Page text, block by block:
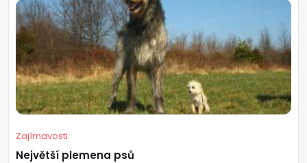
Zajímavosti
Největší plemena psů